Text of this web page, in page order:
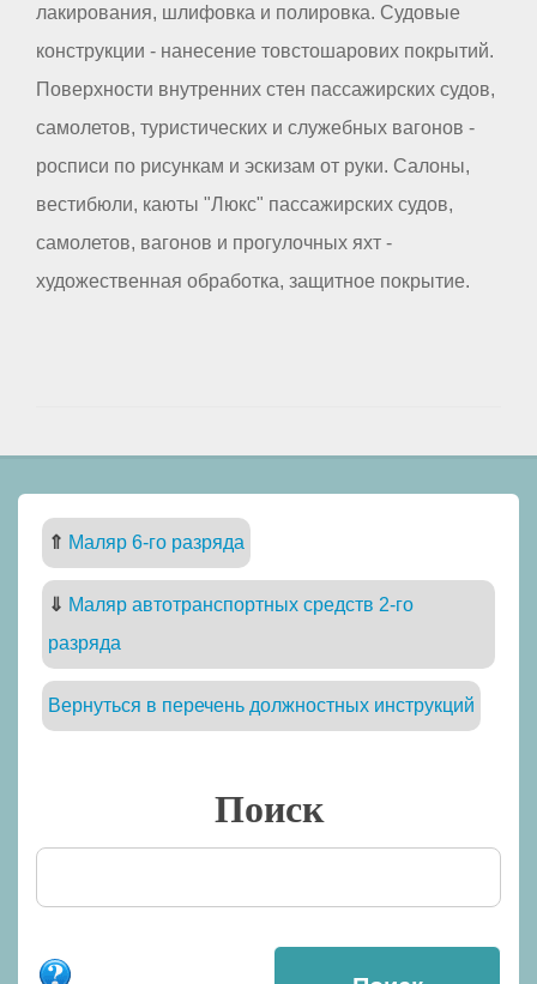
лакирования, шлифовка и полировка. Судовые
конструкции - нанесение товстошарових покрытий.
Поверхности внутренних стен пассажирских судов,
самолетов, туристических и служебных вагонов -
росписи по рисункам и эскизам от руки. Салоны,
вестибюли, каюты "Люкс" пассажирских судов,
самолетов, вагонов и прогулочных яхт -
художественная обработка, защитное покрытие.
⇑ Маляр 6-го разряда
⇓ Маляр автотранспортных средств 2-го
разряда
Вернуться в перечень должностных инструкций
Поиск